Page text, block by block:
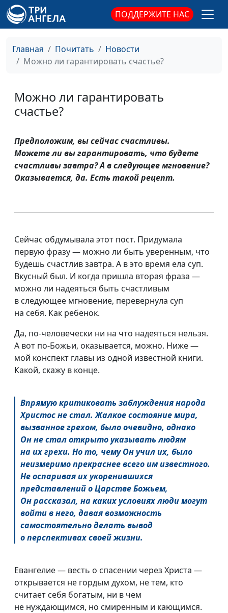
ПОДДЕРЖИТЕ НАС
Главная Почитать
Новости
Можно ли гарантировать счастье?
Можно ли гарантировать
счастье?
Предположим, вы сейчас счастливы.
Можете ли вы гарантировать, что будете
счастливы завтра? А в следующее мгновение?
Оказывается, да. Есть такой рецепт.
Сейчас обдумывала этот пост. Придумала
первую фразу — можно ли быть уверенным, что
будешь счастлив завтра. А в это время ела суп.
Вкусный был. И когда пришла вторая фраза —
можно ли надеяться быть счастливым
в следующее мгновение, перевернула суп
на себя. Как ребенок.
Да, по-человечески ни на что надеяться нельзя.
А вот по-Божьи, оказывается, можно. Ниже —
мой конспект главы из одной известной книги.
Какой, скажу в конце.
Впрямую критиковать заблуждения народа
Христос не стал. Жалкое состояние мира,
вызванное грехом, было очевидно, однако
Он не стал открыто указывать людям
на их грехи. Но то, чему Он учил их, было
неизмеримо прекраснее всего им известного.
Не оспаривая их укоренившихся
представлений о Царстве Божьем,
Он рассказал, на каких условиях люди могут
войти в него, давая возможность
самостоятельно делать вывод
о перспективах своей жизни.
Евангелие — весть о спасении через Христа —
открывается не гордым духом, не тем, кто
считает себя богатым, ни в чем
не нуждающимся, но смиренным и кающимся.